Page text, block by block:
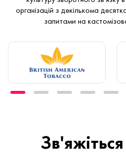
організацій з декількома
запитами на